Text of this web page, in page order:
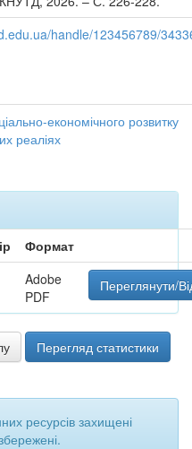
handle/123456789/
економічного розвитку
реаліях
Формат
Adobe
PDF
Переглянути/
Перегляд статистики
ресурсів захищені